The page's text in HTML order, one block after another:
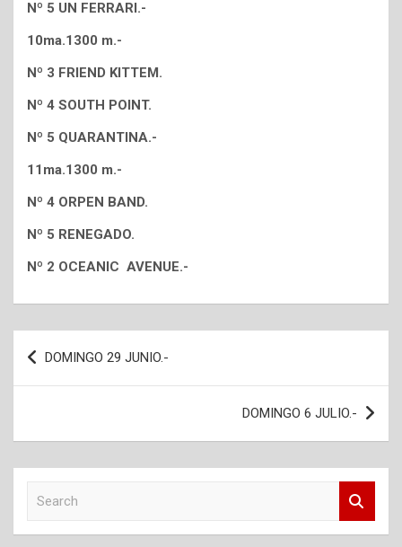
Nº 5 UN FERRARI.-
10ma.1300 m.-
Nº 3 FRIEND KITTEM.
Nº 4 SOUTH POINT.
Nº 5 QUARANTINA.-
11ma.1300 m.-
Nº 4 ORPEN BAND.
Nº 5 RENEGADO.
Nº 2 OCEANIC AVENUE.-
Navegación
de
DOMINGO 29 JUNIO.-
DOMINGO 6 JULIO.-